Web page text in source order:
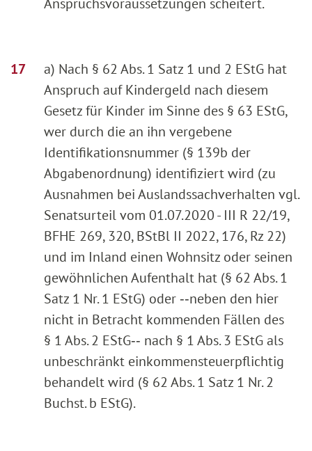
a) Nach § 62 Abs. 1 Satz 1 und 2 EStG hat
Anspruch auf Kindergeld nach diesem
Gesetz für Kinder im Sinne des § 63 EStG,
wer durch die an ihn vergebene
Identifikationsnummer (§ 139b der
Abgabenordnung) identifiziert wird (zu
Ausnahmen bei Auslandssachverhalten vgl.
Senatsurteil vom 01.07.2020 - III R 22/19,
BFHE 269, 320, BStBl II 2022, 176, Rz 22)
und im Inland einen Wohnsitz oder seinen
gewöhnlichen Aufenthalt hat (§ 62 Abs. 1
Satz 1 Nr. 1 EStG) oder ‑‑neben den hier
nicht in Betracht kommenden Fällen des
§ 1 Abs. 2 EStG‑‑ nach § 1 Abs. 3 EStG als
unbeschränkt einkommensteuerpflichtig
behandelt wird (§ 62 Abs. 1 Satz 1 Nr. 2
Buchst. b EStG).